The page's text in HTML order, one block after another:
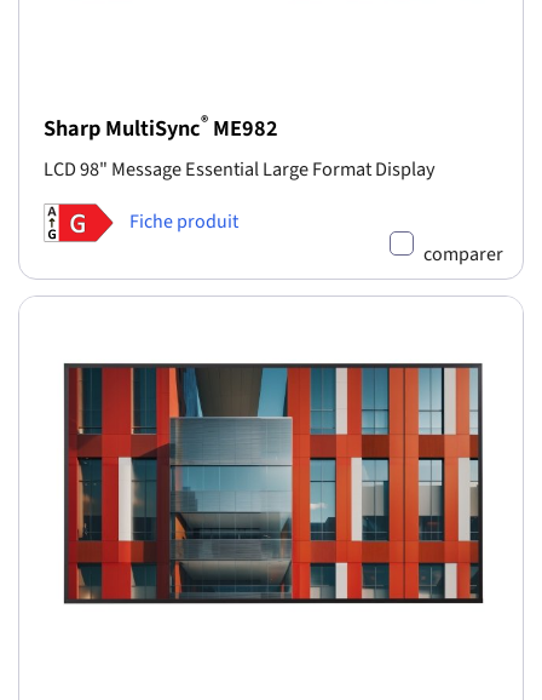
Sharp MultiSync® ME982
LCD 98" Message Essential Large Format Display
Fiche produit
comparer